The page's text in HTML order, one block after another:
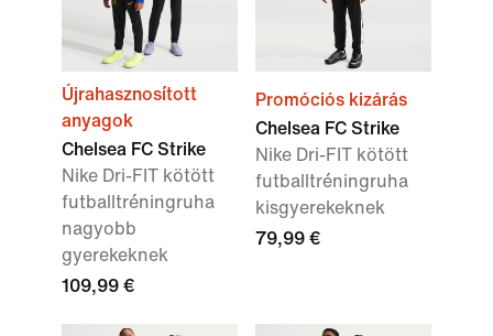
Újrahasznosított
anyagok
Chelsea FC Strike
Nike Dri-FIT kötött
futballtréningruha
nagyobb
gyerekeknek
109,99 €
Promóciós kizárás
Chelsea FC Strike
Nike Dri-FIT kötött
futballtréningruha
kisgyerekeknek
79,99 €